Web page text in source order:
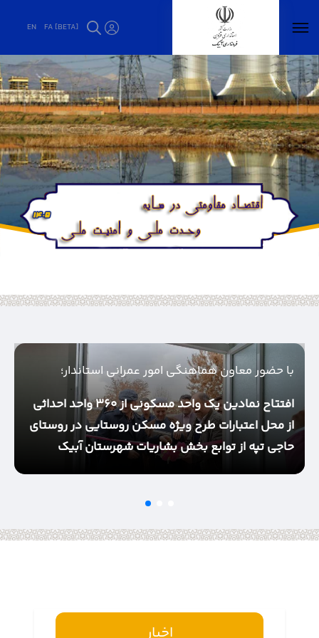
FA [BETA]
EN
استانداری قزوین - فرمانداری آبیک
با حضور معاون هماهنگی امور عمرانی استاندار؛
کارگاه خیاطی و تولیدی پوشاک در روستای حاجی تپه از
توابع بخش بشاریات شهرستان آبیک
اخبار